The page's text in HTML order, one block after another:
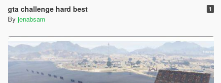
gta challenge hard best 1
By jenabsam